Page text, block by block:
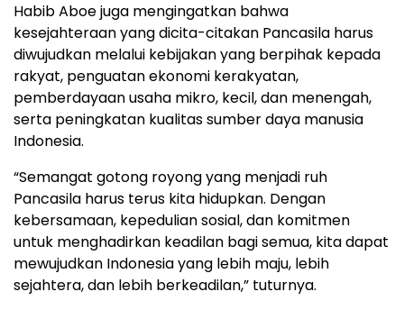
Habib Aboe juga mengingatkan bahwa
kesejahteraan yang dicita-citakan Pancasila harus
diwujudkan melalui kebijakan yang berpihak kepada
rakyat, penguatan ekonomi kerakyatan,
pemberdayaan usaha mikro, kecil, dan menengah,
serta peningkatan kualitas sumber daya manusia
Indonesia.
“Semangat gotong royong yang menjadi ruh
Pancasila harus terus kita hidupkan. Dengan
kebersamaan, kepedulian sosial, dan komitmen
untuk menghadirkan keadilan bagi semua, kita dapat
mewujudkan Indonesia yang lebih maju, lebih
sejahtera, dan lebih berkeadilan,” tuturnya.